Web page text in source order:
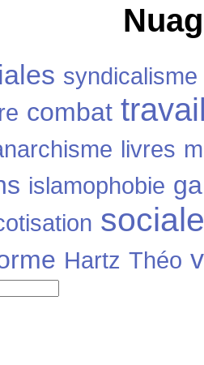
syndicalisme
combat
livres
islamophobie
sociale
Hartz Théo